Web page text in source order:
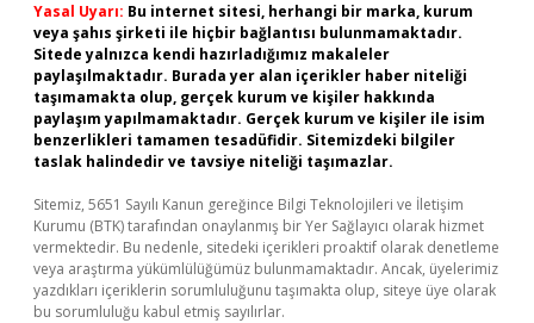
Yasal Uyarı: Bu internet sitesi, herhangi bir marka, kurum
veya şahıs şirketi ile hiçbir bağlantısı bulunmamaktadır.
Sitede yalnızca kendi hazırladığımız makaleler
paylaşılmaktadır. Burada yer alan içerikler haber niteliği
taşımamakta olup, gerçek kurum ve kişiler hakkında
paylaşım yapılmamaktadır. Gerçek kurum ve kişiler ile isim
benzerlikleri tamamen tesadüfidir. Sitemizdeki bilgiler
taslak halindedir ve tavsiye niteliği taşımazlar.
Sitemiz, 5651 Sayılı Kanun gereğince Bilgi Teknolojileri ve İletişim
Kurumu (BTK) tarafından onaylanmış bir Yer Sağlayıcı olarak hizmet
vermektedir. Bu nedenle, sitedeki içerikleri proaktif olarak denetleme
veya araştırma yükümlülüğümüz bulunmamaktadır. Ancak, üyelerimiz
yazdıkları içeriklerin sorumluluğunu taşımakta olup, siteye üye olarak
bu sorumluluğu kabul etmiş sayılırlar.